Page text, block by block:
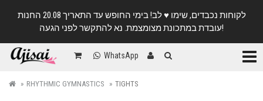
לקוחות נכבדים, שימו ♥️ לב! בימי החופש עד התאריך 20.08 החנות
עובדת במתכונת מצומצמת. נא להתקשר לפני הגעה!
WhatsApp
RHYTHMIC GYMNASTICS TIGHTS